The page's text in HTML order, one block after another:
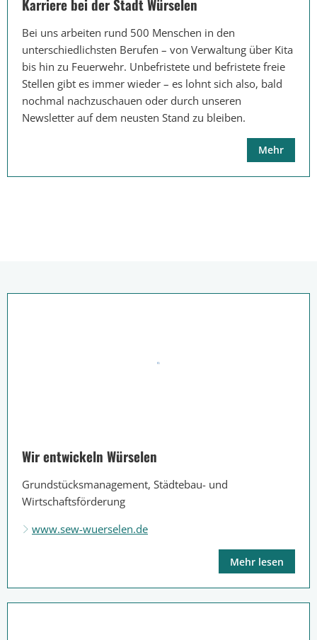
Karriere bei der Stadt Würselen
Bei uns arbeiten rund 500 Menschen in den
unterschiedlichsten Berufen – von Verwaltung über Kita
bis hin zu Feuerwehr. Unbefristete und befristete freie
Stellen gibt es immer wieder – es lohnt sich also, bald
nochmal nachzuschauen oder durch unseren
Newsletter auf dem neusten Stand zu bleiben.
Mehr
Wir entwickeln Würselen
Grundstücksmanagement, Städtebau- und
Wirtschaftsförderung
www.sew-wuerselen.de
Mehr lesen